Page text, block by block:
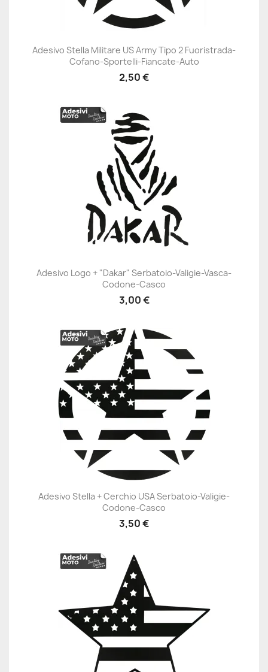
Adesivo Stella Militare US Army Tipo 2 Fuoristrada-
Cofano-Sportelli-Fiancate-Auto
2,50 €
Adesivo Logo + "Dakar" Serbatoio-Valigie-Vasca-
Codone-Casco
3,00 €
Adesivo Stella + Cerchio USA Serbatoio-Valigie-
Codone-Casco
3,50 €